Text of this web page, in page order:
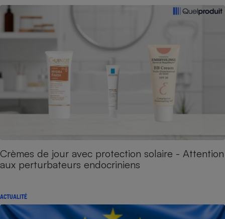
Crèmes de jour avec protection solaire - Attention
aux perturbateurs endocriniens
ACTUALITÉ